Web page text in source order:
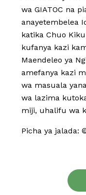
wa GIATOC na
anayetembelea
katika Chuo
kufanya kazi
Maendeleo ya
amefanya kazi
wa masuala
wa lazima
miji, uhalifu wa
Picha ya jalada: